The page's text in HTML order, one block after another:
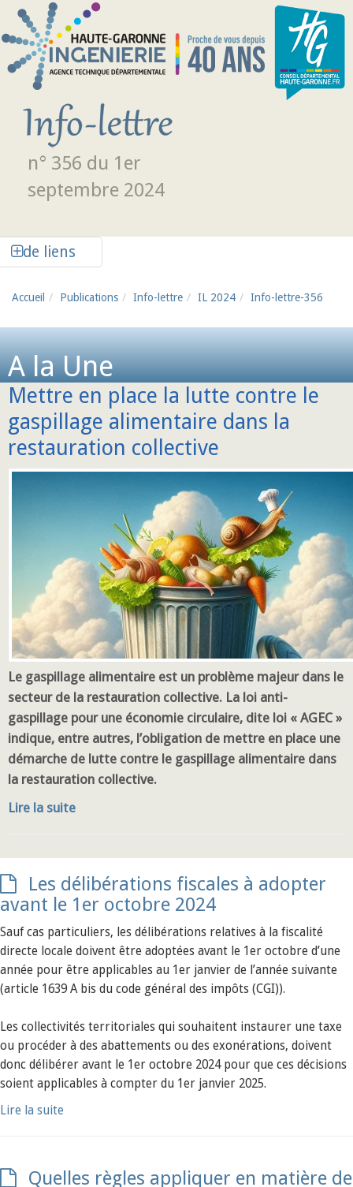
Aller au contenu principal
n° 356 du 1er
septembre 2024
de liens
Accueil Publications Info-lettre IL 2024 Info-lettre-356
A la Une
Mettre en place la lutte contre le
gaspillage alimentaire dans la
restauration collective
Le gaspillage alimentaire est un problème majeur dans le
secteur de la restauration collective. La loi anti-
gaspillage pour une économie circulaire, dite loi « AGEC »
indique, entre autres, l’obligation de mettre en place une
démarche de lutte contre le gaspillage alimentaire dans
la restauration collective.
Lire la suite
Les délibérations fiscales à adopter
avant le 1er octobre 2024
Sauf cas particuliers, les délibérations relatives à la fiscalité
directe locale doivent être adoptées avant le 1er octobre d’une
année pour être applicables au 1er janvier de l’année suivante
(article 1639 A bis du code général des impôts (CGI)).
Les collectivités territoriales qui souhaitent instaurer une taxe
ou procéder à des abattements ou des exonérations, doivent
donc délibérer avant le 1er octobre 2024 pour que ces décisions
soient applicables à compter du 1er janvier 2025.
Lire la suite
Quelles règles appliquer en matière de